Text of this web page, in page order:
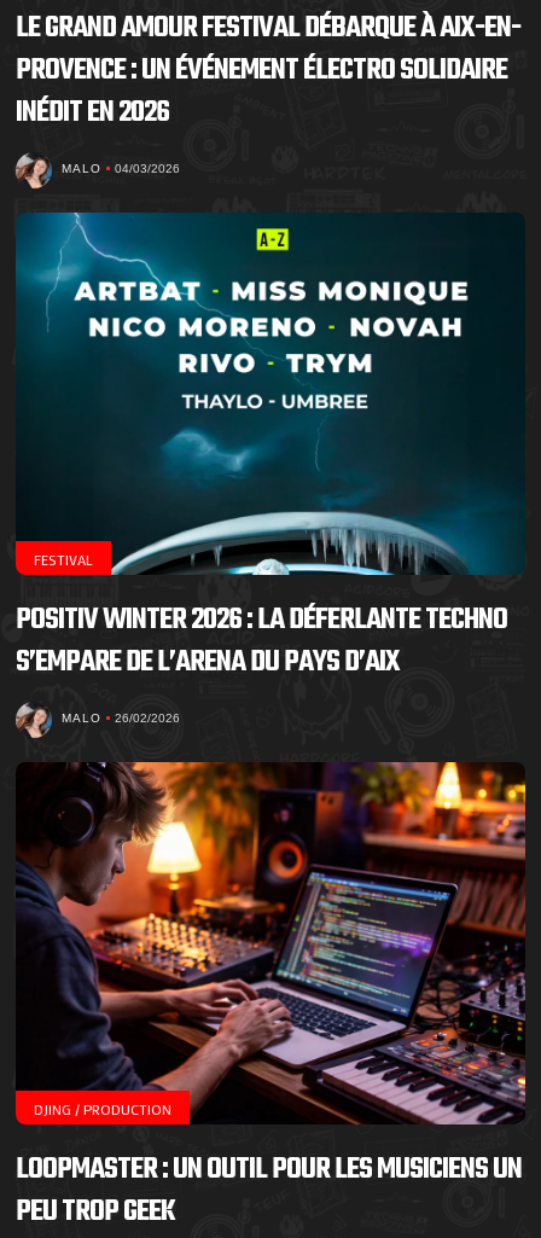
LE GRAND AMOUR FESTIVAL DÉBARQUE À AIX-EN-
PROVENCE : UN ÉVÉNEMENT ÉLECTRO SOLIDAIRE
INÉDIT EN 2026
MALO 04/03/2026
FESTIVAL
POSITIV WINTER 2026 : LA DÉFERLANTE TECHNO
S’EMPARE DE L’ARENA DU PAYS D’AIX
MALO 26/02/2026
DJING / PRODUCTION
LOOPMASTER : UN OUTIL POUR LES MUSICIENS UN
PEU TROP GEEK